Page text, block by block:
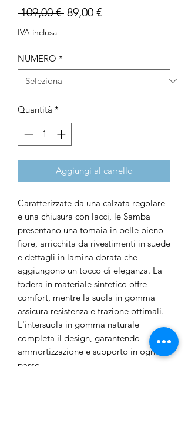
109,00 € Prezzo
89,00 €Prezzo
IVA inclusa
NUMERO *
Quantità *
Aggiungi al carrello
Caratterizzate da una calzata regolare
e una chiusura con lacci, le Samba
presentano una tomaia in pelle pieno
fiore, arricchita da rivestimenti in suede
e dettagli in lamina dorata che
aggiungono un tocco di eleganza. La
fodera in materiale sintetico offre
comfort, mentre la suola in gomma
assicura resistenza e trazione ottimali.
L'intersuola in gomma naturale
completa il design, garantendo
ammortizzazione e supporto in ogni
passo.